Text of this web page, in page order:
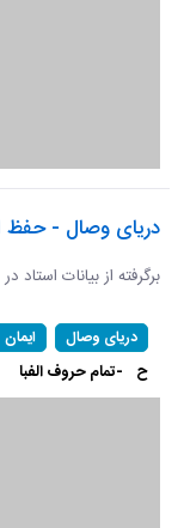
دریای وصال - حفظ
برگرفته از بیانات استاد
دریای وصال ایمان
ح -تمام حروف الفبا